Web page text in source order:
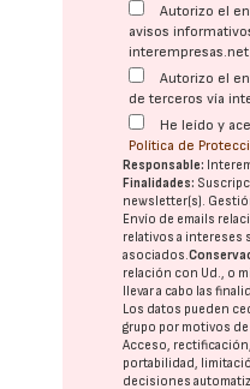
Autorizo el
avisos
interempresas.net
Autorizo el
de terceros vía
He leído y
Política de
Responsable:
Finalidades:
newsletter(s).
Envío de emails
relativos a intereses
asociados.
relación con Ud., o
llevar a cabo las
Los datos pueden
grupo por motivos
Acceso,
portabilidad,
decisiones